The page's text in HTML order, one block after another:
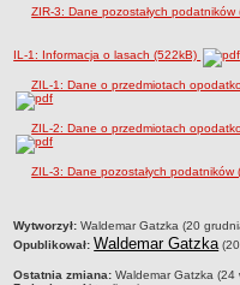
Oświadczenia majątkowe
Raporty
RADA MIEJSKA
Dyżury Przewodniczącego
Transmisja z obrad sesji
Zadania i uprawnienia
Plan pracy Rady Miejskiej
ZIR-3: Dane pozostałych podatników
IL-1: Informacja o lasach (522kB)
ZIL-1: Dane o przedmiotach
ZIL-2: Dane o przedmiotach
ZIL-3: Dane pozostałych podatników
metryczka
Wytworzył: Waldemar Gatzka (20
Opublikował: Waldemar Gatzka
Ostatnia zmiana: Waldemar Gatzka